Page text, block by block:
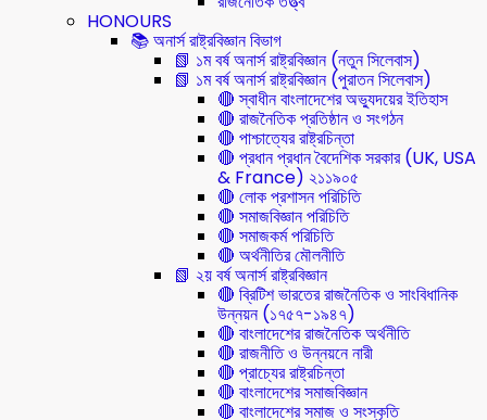
HONOURS
📚 অনার্স রাষ্ট্রবিজ্ঞান বিভাগ
📗 ১ম বর্ষ অনার্স রাষ্ট্রবিজ্ঞান (নতুন সিলেবাস)
📗 ১ম বর্ষ অনার্স রাষ্ট্রবিজ্ঞান (পুরাতন সিলেবাস)
🔴 স্বাধীন বাংলাদেশের অভ্যুদয়ের ইতিহাস
🔴 রাজনৈতিক প্রতিষ্ঠান ও সংগঠন
🔴 পাশ্চাত্যের রাষ্ট্রচিন্তা
🔴 প্রধান প্রধান বৈদেশিক সরকার (UK, USA
& France) ২১১৯০৫
🔴 লোক প্রশাসন পরিচিতি
🔴 সমাজবিজ্ঞান পরিচিতি
🔴 সমাজকর্ম পরিচিতি
🔴 অর্থনীতির মৌলনীতি
📗 ২য় বর্ষ অনার্স রাষ্ট্রবিজ্ঞান
🔴 ব্রিটিশ ভারতের রাজনৈতিক ও সাংবিধানিক
উন্নয়ন (১৭৫৭-১৯৪৭)
🔴 বাংলাদেশের রাজনৈতিক অর্থনীতি
🔴 রাজনীতি ও উন্নয়নে নারী
🔴 প্রাচ্যের রাষ্ট্রচিন্তা
🔴 বাংলাদেশের সমাজবিজ্ঞান
🔴 বাংলাদেশের সমাজ ও সংস্কৃতি